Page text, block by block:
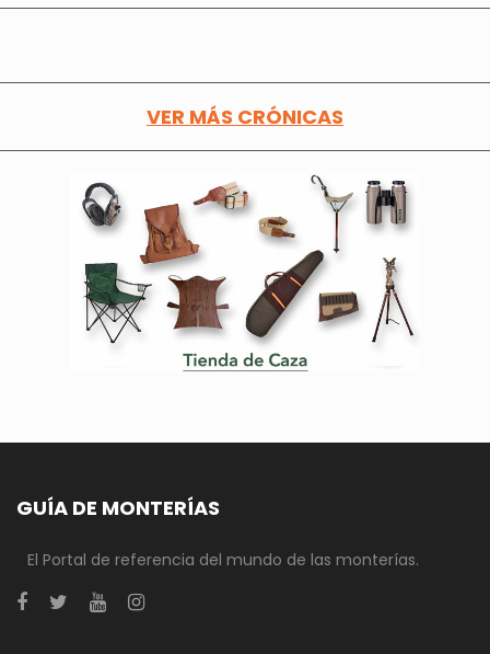
VER MÁS CRÓNICAS
GUÍA DE MONTERÍAS
El Portal de referencia del mundo de las monterías.